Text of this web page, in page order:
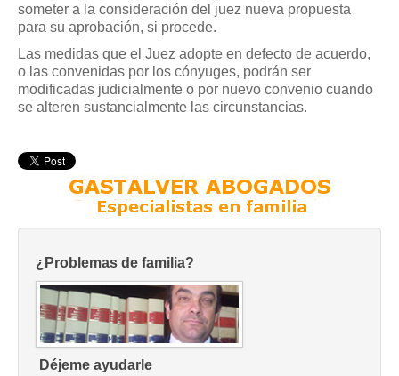
someter a la consideración del juez nueva propuesta
para su aprobación, si procede.
Las medidas que el Juez adopte en defecto de acuerdo,
o las convenidas por los cónyuges, podrán ser
modificadas judicialmente o por nuevo convenio cuando
se alteren sustancialmente las circunstancias.
¿Problemas de familia?
Déjeme ayudarle